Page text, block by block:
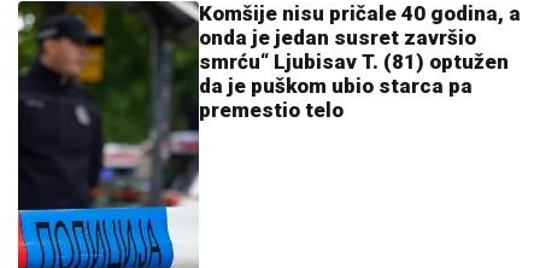
Komšije nisu pričale 40 godina, a
onda je jedan susret završio
smrću“ Ljubisav T. (81) optužen
da je puškom ubio starca pa
premestio telo